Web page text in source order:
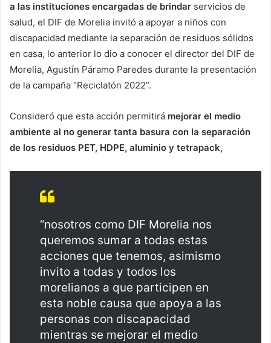
a las instituciones encargadas de brindar servicios de
salud, el DIF de Morelia invitó a apoyar a niños con
discapacidad mediante la separación de residuos sólidos
en casa, lo anterior lo dio a conocer el director del DIF de
Morelia, Agustín Páramo Paredes durante la presentación
de la campaña “Reciclatón 2022”.
Consideró que esta acción permitirá mejorar el medio
ambiente al no generar tanta basura con la separación
de los residuos PET, HDPE, aluminio y tetrapack,
“nosotros como DIF Morelia nos
queremos sumar a todas estas
acciones que tenemos, asimismo
invito a todas y todos los
morelianos a que participen en
esta noble causa que apoya a las
personas con discapacidad
mientras se mejorar el medio